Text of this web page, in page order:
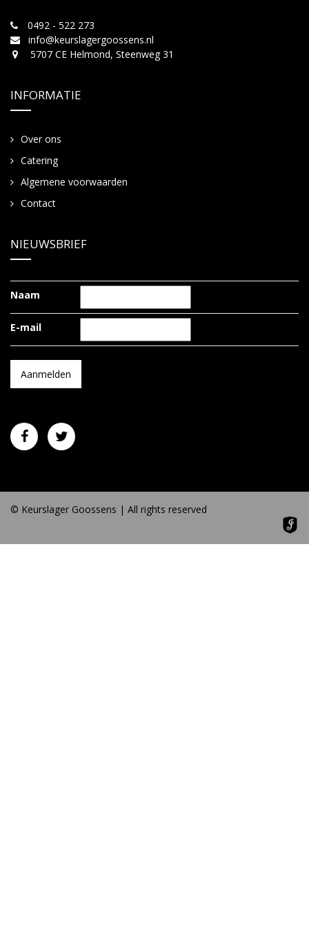
0492 - 522 273
info@keurslagergoossens.nl
5707 CE Helmond, Steenweg 31
INFORMATIE
Over ons
Catering
Algemene voorwaarden
Contact
NIEUWSBRIEF
Naam
E-mail
© Keurslager Goossens | All rights reserved